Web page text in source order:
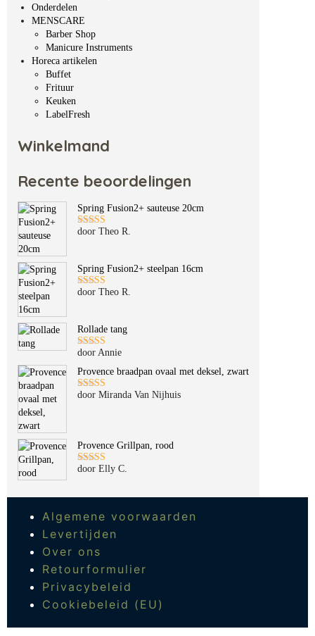
Onderdelen
MENSCARE
Barber Shop
Manicure Instruments
Horeca artikelen
Buffet
Frituur
Keuken
LabelFresh
Winkelmand
Recente beoordelingen
Spring Fusion2+ sauteuse 20cm
Gewaardeerd
door Theo R.
Spring Fusion2+ steelpan 16cm
Gewaardeerd
door Theo R.
Rollade tang
Gewaardeerd
door Annie
Provence braadpan ovaal met deksel, zwart
Gewaardeerd
door Miranda Van Nijhuis
Provence Grillpan, rood
Gewaardeerd
door Elly C.
Algemene voorwaarden
Levertijden
Over ons
Retourformulier
Privacybeleid
Cookiebeleid (EU)